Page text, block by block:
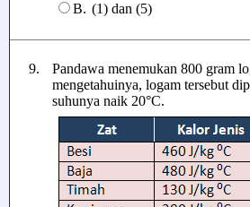
B. (1) dan (5)
9.
Pandawa menemukan 800 gram
mengetahuinya, logam tersebut
suhunya naik 20°C.